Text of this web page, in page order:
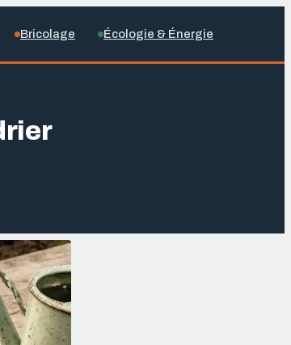
Bricolage Écologie & Énergie